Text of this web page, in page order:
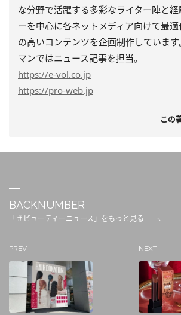
な分野で活躍する多彩なライター陣と
ーを中心に各ネットメディア向けて最
の高いコンテンツを企画制作していま
マンではニュース記事を担当。
https://e-vol.co.jp
https://pro-web.jp
この
BACKNUMBER
「＃ビューティーニュース」をもっと見る
PREV NEXT